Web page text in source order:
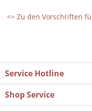
=> Zu den Vorschriften
Service Hotline
Shop Service